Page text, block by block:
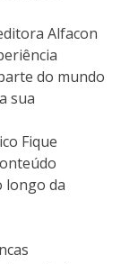
Alfacon
do mundo
sua
Fique
longo da